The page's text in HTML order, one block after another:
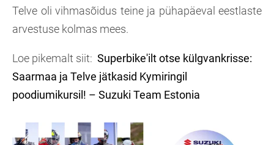
Telve oli vihmasõidus teine ja pühapäeval eestlaste
arvestuse kolmas mees.
Loe pikemalt siit: Superbike'ilt otse külgvankrisse:
Saarmaa ja Telve jätkasid Kymiringil
poodiumikursil! – Suzuki Team Estonia